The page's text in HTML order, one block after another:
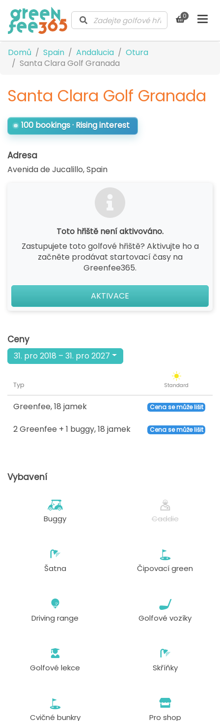
0
Domů Spain Andalucia
Otura
Santa Clara Golf Granada
Santa Clara Golf Granada
100 bookings · Rising interest
Adresa
Avenida de Jucalillo,Spain
Toto hřiště není aktivováno.
Zastupujete toto golfové hřiště? Aktivujte ho a
začněte prodávat startovací časy na
Greenfee365.
AKTIVACE
Ceny
31. pro 2018 – 31. pro 2027
Typ Standard
Greenfee,18 jamek Cena se může lišit
2 Greenfee + 1 buggy,18 jamek Cena se může lišit
Vybavení
Buggy Caddie
Šatna Čipovací green
Driving range Golfové vozíky
Golfové lekce Skříňky
Cvičné bunkry Pro shop